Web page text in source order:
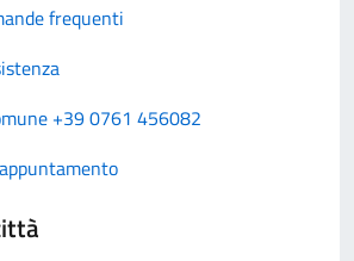
frequenti
+39 0761 456082